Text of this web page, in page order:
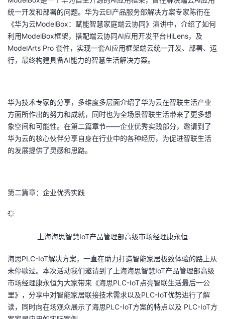
统一开发和部署的问题。华为云EI产品服务部解决方案专家陈衎在
《华为云ModelBox：赋能智慧家庭端云协同》演讲中，介绍了如何
利用ModelBox框架，搭配端云协同AI应用开发平台HiLens，及
ModelArts Pro 套件，实现一套AI应用框架端云统一开发、部署、运
行，最终构建具备AI能力的智慧生活解决方案。
华为技术专家的分享，多维度多层面介绍了华为云在智联生活产业
方面所作出的努力和成就，同时也为全场景智联生活带来了更多想
象空间和可能性。在第二篇章节——企业优秀实践部分，邀请到了
华为云的核心伙伴分享自身在行业中的各种经历，为促进智联生活
的发展提供了灵感和思路。
第二篇章：企业优秀实践
上海海思智慧IoT产品管理部高级市场经理康永恒
海思PLC-IoT解决方案，一直在助力打造智能家居极致体验的路上从
未停歇过。本次活动我们邀请到了上海海思智慧IoT产品管理部高级
市场经理康永恒为大家带来《海思PLC-IoT点亮智联生活最后一公
里》，分享中对智能家居联接技术需求以及PLC-IoT优势进行了解
读，同时向在场观众展示了海思PLC-IoT方案的特点以及 PLC-IoT方